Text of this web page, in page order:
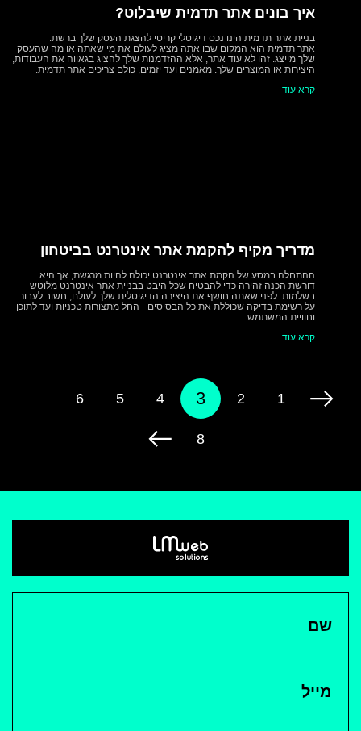
הקפדה על הפרטים הקטנים שמבטיחים
אתרים מעוצבים ומתקדמים
marat@lm-studio.co.il
שעות פעילות
איך בונים אתר תדמית שיבלוט?
בניית אתר תדמית הינו נכס דיגיטלי קריטי להצגת העסק שלך ברשת.
אתר תדמית הוא המקום שבו אתה מציג לעולם את מי שאתה או מה שהעסק
שלך מייצג. זהו לא עוד אתר, אלא ההזדמנות שלך להציג בגאווה את העבודות,
היצירות או המוצרים שלך. מאמנים ועד יזמים, כולם צריכים אתר תדמית.
קרא עוד
מדריך מקיף להקמת אתר אינטרנט בביטחון
ההתחלה במסע של הקמת אתר אינטרנט יכולה להיות מרגשת, אך היא
דורשת הכנה זהירה כדי להבטיח שכל היבט בבניית אתר אינטרנט מלוטש
בשלמות. לפני שאתה חושף את היצירה הדיגיטלית שלך לעולם, חשוב לעבור
על רשימת בדיקה שכוללת את כל הבסיסים - החל מתצורות טכניות ועד לתוכן
וחוויית המשתמש.
קרא עוד
1
2
3
4
5
6
8
שם
מייל